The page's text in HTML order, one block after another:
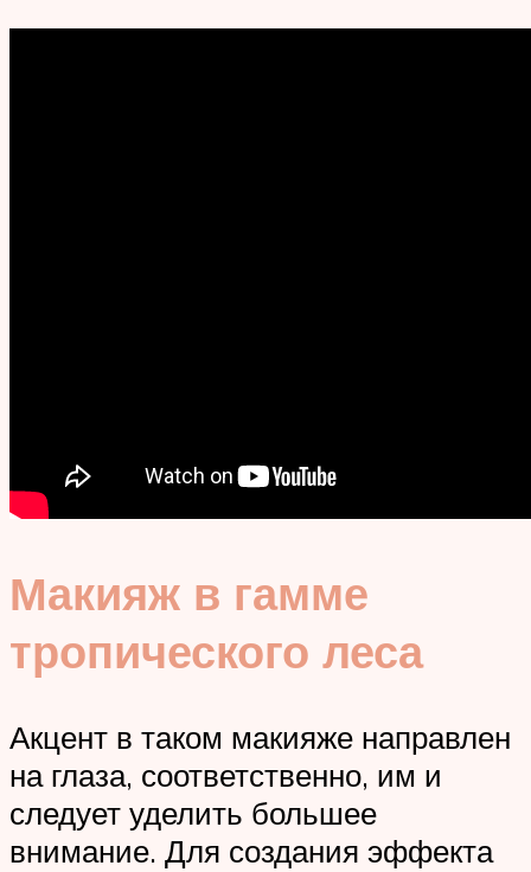
Макияж в гамме
тропического леса
Акцент в таком макияже направлен
на глаза, соответственно, им и
следует уделить большее
внимание. Для создания эффекта